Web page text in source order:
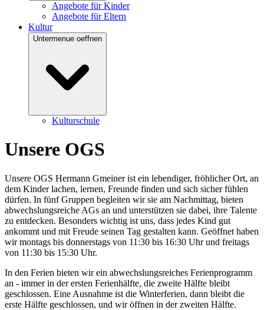
Angebote für Kinder
Angebote für Eltern
Kultur
Untermenue oeffnen
Kulturschule
Unsere OGS
Unsere OGS Hermann Gmeiner ist ein lebendiger, fröhlicher Ort, an
dem Kinder lachen, lernen, Freunde finden und sich sicher fühlen
dürfen. In fünf Gruppen begleiten wir sie am Nachmittag, bieten
abwechslungsreiche AGs an und unterstützen sie dabei, ihre Talente
zu entdecken. Besonders wichtig ist uns, dass jedes Kind gut
ankommt und mit Freude seinen Tag gestalten kann. Geöffnet haben
wir montags bis donnerstags von 11:30 bis 16:30 Uhr und freitags
von 11:30 bis 15:30 Uhr.
In den Ferien bieten wir ein abwechslungsreiches Ferienprogramm
an - immer in der ersten Ferienhälfte, die zweite Hälfte bleibt
geschlossen. Eine Ausnahme ist die Winterferien, dann bleibt die
erste Hälfte geschlossen, und wir öffnen in der zweiten Hälfte.